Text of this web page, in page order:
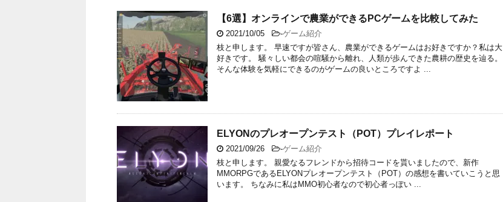
【6選】オンラインで農業ができるPCゲームを比較してみた
2021/10/05 -ゲーム紹介
枝と申します。 早速ですが皆さん、農業ができるゲームはお好きですか？私は大
好きです。 騒々しい都会の喧騒から離れ、人類が歩んできた農耕の歴史を辿る。
そんな体験を気軽にできるのがゲームの良いところですよ ...
ELYONのプレオープンテスト（POT）プレイレポート
2021/09/26 -ゲーム紹介
枝と申します。 親愛なるフレンドから招待コードを貰いましたので、新作
MMORPGであるELYONプレオープンテスト（POT）の感想を書いていこうと思
います。 ちなみに私はMMO初心者なので初心者っぽい ...